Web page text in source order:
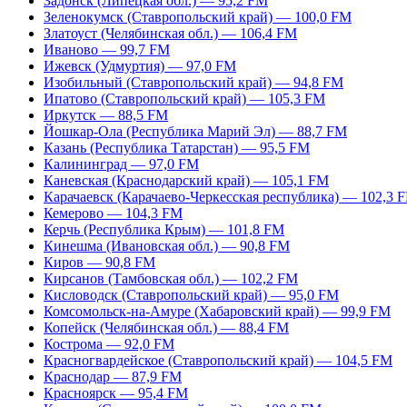
Зеленокумск (Ставропольский край) — 100,0 FM
Златоуст (Челябинская обл.) — 106,4 FM
Иваново — 99,7 FM
Ижевск (Удмуртия) — 97,0 FM
Изобильный (Ставропольский край) — 94,8 FM
Ипатово (Ставропольский край) — 105,3 FM
Иркутск — 88,5 FM
Йошкар-Ола (Республика Марий Эл) — 88,7 FM
Казань (Республика Татарстан) — 95,5 FM
Калининград — 97,0 FM
Каневская (Краснодарский край) — 105,1 FM
Карачаевск (Карачаево-Черкесская республика) — 102,3
Кемерово — 104,3 FM
Керчь (Республика Крым) — 101,8 FM
Кинешма (Ивановская обл.) — 90,8 FM
Киров — 90,8 FM
Кирсанов (Тамбовская обл.) — 102,2 FM
Кисловодск (Ставропольский край) — 95,0 FM
Комсомольск-на-Амуре (Хабаровский край) — 99,9 FM
Копейск (Челябинская обл.) — 88,4 FM
Кострома — 92,0 FM
Красногвардейское (Ставропольский край) — 104,5 FM
Краснодар — 87,9 FM
Красноярск — 95,4 FM